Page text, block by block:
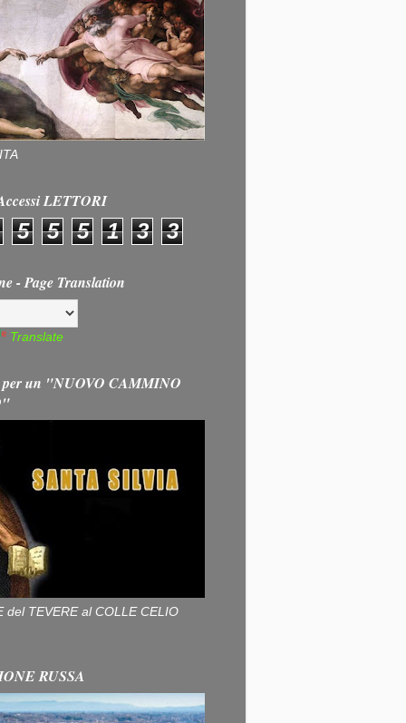
LETTORI
5 5 5 1 3 3
- Page Translation
Translate
per un "NUOVO CAMMINO
del TEVERE al COLLE CELIO
RUSSA